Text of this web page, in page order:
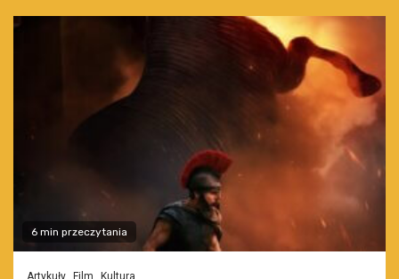
6 min przeczytania